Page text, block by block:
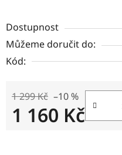
Dostupnost
Můžeme doručit do:
Kód:
1 299 Kč –10 %
1 160 Kč